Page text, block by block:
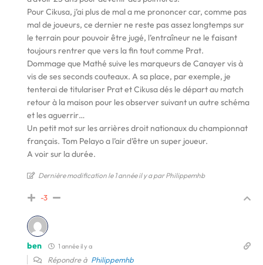
Pour Cikusa, j’ai plus de mal a me prononcer car, comme pas
mal de joueurs, ce dernier ne reste pas assez longtemps sur
le terrain pour pouvoir être jugé, l’entraîneur ne le faisant
toujours rentrer que vers la fin tout comme Prat.
Dommage que Mathé suive les marqueurs de Canayer vis à
vis de ses seconds couteaux. A sa place, par exemple, je
tenterai de titulariser Prat et Cikusa dés le départ au match
retour à la maison pour les observer suivant un autre schéma
et les aguerrir…
Un petit mot sur les arrières droit nationaux du championnat
français. Tom Pelayo a l’air d’être un super joueur.
A voir sur la durée.
Dernière modification le 1 année il y a par Philippemhb
-3
ben 1 année il y a
Répondre à Philippemhb